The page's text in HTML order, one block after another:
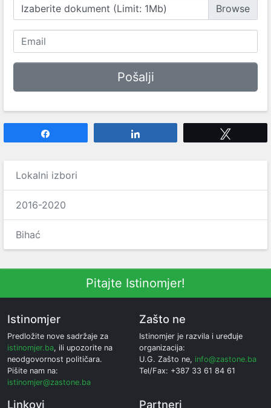
Izaberite dokument (Limit: 1Mb)
Lokalni izbori
2016-2020
Bihać
Pitajte Istinomjer!
Istinomjer
Predložite nove sadržaje za
istinomjer.ba, ili upozorite na
neodgovornost političara.
Pišite nam na:
istinomjer@zastone.ba
Zašto ne
Istinomjer je razvila i uređuje
organizacija:
U.G. Zašto ne, info@zastone.ba
Tel/Fax: +387 33 61 84 61
Linkovi Partneri